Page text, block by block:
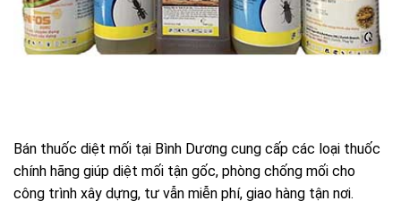
Bán thuốc diệt mối tại Bình Dương cung cấp các loại thuốc
chính hãng giúp diệt mối tận gốc, phòng chống mối cho
công trình xây dựng, tư vẫn miễn phí, giao hàng tận nơi.